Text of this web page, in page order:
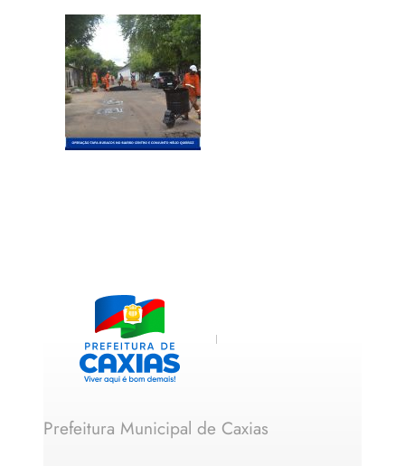
Prefeitura Municipal de Caxias